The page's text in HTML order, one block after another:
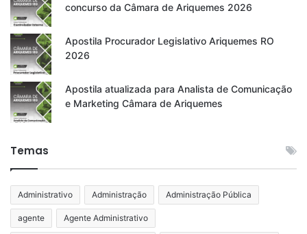
concurso da Câmara de Ariquemes 2026
Apostila Procurador Legislativo Ariquemes RO
2026
Apostila atualizada para Analista de Comunicação
e Marketing Câmara de Ariquemes
Temas
Administrativo Administração Administração Pública
agente Agente Administrativo